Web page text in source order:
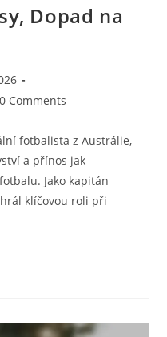
Dopad na
0 Comments
fotbalista z Austrálie,
a přínos jak
Jako kapitán
klíčovou roli při